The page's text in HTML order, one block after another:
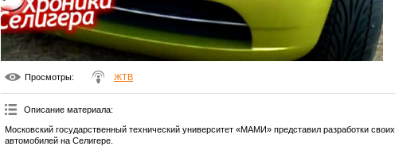
Просмотры: ЖТВ
Описание материала:
Московский государственный технический университет «МАМИ» представил разработки своих
автомобилей на Селигере.